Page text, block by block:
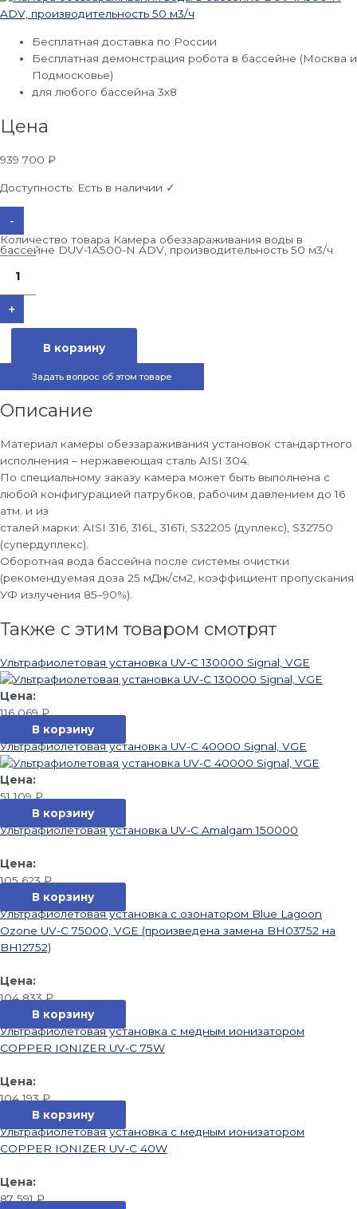
Бесплатная доставка по России
Бесплатная демонстрация робота в бассейне (Москва и
Подмосковье)
для любого бассейна 3х8
Цена
939 700 ₽
Доступность: Есть в наличии ✓
-
Количество товара Камера обеззараживания воды в
бассейне DUV-1А500-N ADV, производительность 50 м3/ч
+
В корзину
Задать вопрос об этом товаре
Описание
Материал камеры обеззараживания установок стандартного
исполнения – нержавеющая сталь AISI 304.
По специальному заказу камера может быть выполнена с
любой конфигурацией патрубков, рабочим давлением до 16
атм. и из
сталей марки: AISI 316, 316L, 316Ti, S32205 (дуплекс), S32750
(супердуплекс).
Оборотная вода бассейна после системы очистки
(рекомендуемая доза 25 мДж/см2, коэффициент пропускания
УФ излучения 85–90%).
Также с этим товаром смотрят
Ультрафиолетовая установка UV-C 130000 Signal, VGE
116 069₽
В корзину
Ультрафиолетовая установка UV-C 40000 Signal, VGE
51 109₽
В корзину
Ультрафиолетовая установка UV-C Amalgam 150000
105 623₽
В корзину
Ультрафиолетовая установка с озонатором Blue Lagoon
Ozone UV-C 75000, VGE (произведена замена BH03752 на
BH12752)
104 833₽
В корзину
Ультрафиолетовая установка с медным ионизатором
COPPER IONIZER UV-C 75W
104 193₽
В корзину
Ультрафиолетовая установка с медным ионизатором
COPPER IONIZER UV-C 40W
87 591₽